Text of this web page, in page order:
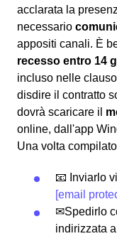
acclarata la
necessario
appositi canali. È
recesso entro 14
incluso nelle
disdire il contratto
dovrà scaricare il
online, dall'app
Una volta
📧 Inviarlo
[email
✉Spedirlo
indirizzata